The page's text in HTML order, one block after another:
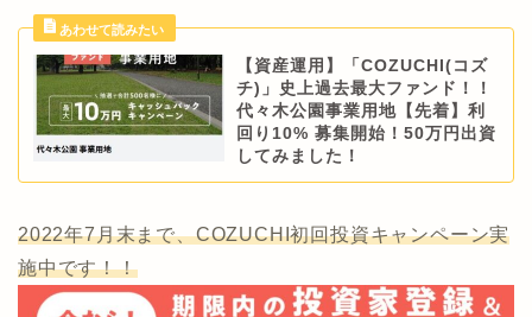
【資産運用】「COZUCHI(コズ
チ)」史上過去最大ファンド！！
代々木公園事業用地【先着】利
回り10% 募集開始！50万円出資
してみました！
2022年7月末まで、COZUCHI初回投資キャンペーン実
施中です！！